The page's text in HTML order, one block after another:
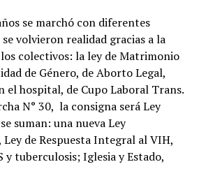
se marchó con diferentes
volvieron realidad gracias a la
colectivos: la ley de Matrimonio
de Género, de Aborto Legal,
el hospital, de Cupo Laboral Trans.
N° 30, la consigna será Ley
suman: una nueva Ley
de Respuesta Integral al VIH,
tuberculosis; Iglesia y Estado,